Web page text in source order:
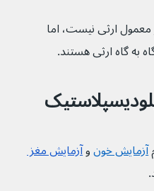
ارثی نیست، اما
به گاه ارثی هستند.
آزمایش خونو آزمایش مغز